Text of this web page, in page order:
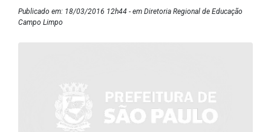
Publicado em: 18/03/2016 12h44 - em Diretoria Regional de Educação
Campo Limpo